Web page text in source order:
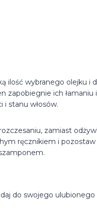
ilość wybranego olejku i
zapobiegnie ich łamaniu
i stanu włosów.
zamiast
ręcznikiem i
do swojego